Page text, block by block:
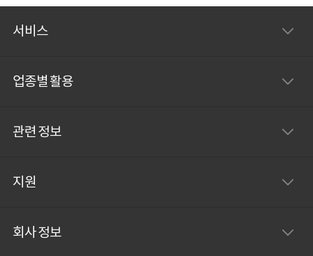
서비스
업종별 활용
관련 정보
지원
회사 정보